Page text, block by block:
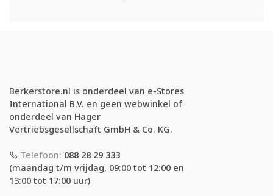
Berkerstore.nl is onderdeel van e-Stores
International B.V. en geen webwinkel of
onderdeel van Hager
Vertriebsgesellschaft GmbH & Co. KG.
Telefoon: 088 28 29 333
(maandag t/m vrijdag, 09:00 tot 12:00 en
13:00 tot 17:00 uur)